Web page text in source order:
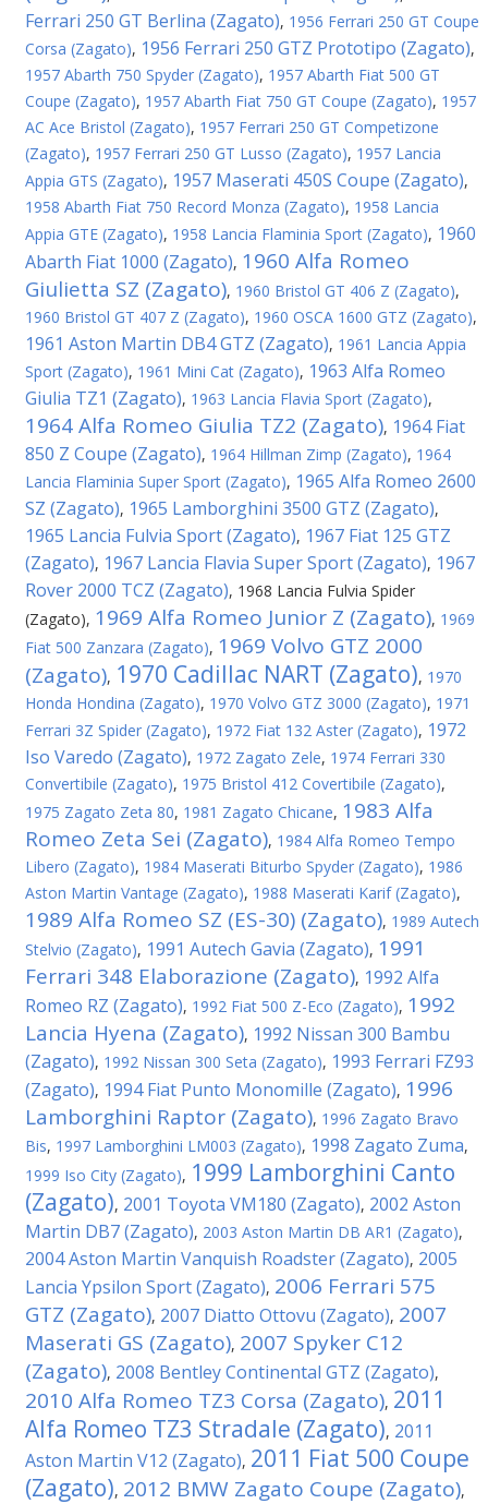
Ferrari 250 GT Berlina (Zagato), 1956 Ferrari 250 GT Coupe
Corsa (Zagato), 1956 Ferrari 250 GTZ Prototipo (Zagato),
1957 Abarth 750 Spyder (Zagato), 1957 Abarth Fiat 500 GT
Coupe (Zagato), 1957 Abarth Fiat 750 GT Coupe (Zagato), 1957
AC Ace Bristol (Zagato), 1957 Ferrari 250 GT Competizone
(Zagato), 1957 Ferrari 250 GT Lusso (Zagato), 1957 Lancia
Appia GTS (Zagato), 1957 Maserati 450S Coupe (Zagato),
1958 Abarth Fiat 750 Record Monza (Zagato), 1958 Lancia
Appia GTE (Zagato), 1958 Lancia Flaminia Sport (Zagato), 1960
Abarth Fiat 1000 (Zagato), 1960 Alfa Romeo
Giulietta SZ (Zagato), 1960 Bristol GT 406 Z (Zagato),
1960 Bristol GT 407 Z (Zagato), 1960 OSCA 1600 GTZ (Zagato),
1961 Aston Martin DB4 GTZ (Zagato), 1961 Lancia Appia
Sport (Zagato), 1961 Mini Cat (Zagato), 1963 Alfa Romeo
Giulia TZ1 (Zagato), 1963 Lancia Flavia Sport (Zagato),
1964 Alfa Romeo Giulia TZ2 (Zagato), 1964 Fiat
850 Z Coupe (Zagato), 1964 Hillman Zimp (Zagato), 1964
Lancia Flaminia Super Sport (Zagato), 1965 Alfa Romeo 2600
SZ (Zagato), 1965 Lamborghini 3500 GTZ (Zagato),
1965 Lancia Fulvia Sport (Zagato), 1967 Fiat 125 GTZ
(Zagato), 1967 Lancia Flavia Super Sport (Zagato), 1967
Rover 2000 TCZ (Zagato), 1968 Lancia Fulvia Spider
(Zagato), 1969 Alfa Romeo Junior Z (Zagato), 1969
Fiat 500 Zanzara (Zagato), 1969 Volvo GTZ 2000
(Zagato), 1970 Cadillac NART (Zagato), 1970
Honda Hondina (Zagato), 1970 Volvo GTZ 3000 (Zagato), 1971
Ferrari 3Z Spider (Zagato), 1972 Fiat 132 Aster (Zagato), 1972
Iso Varedo (Zagato), 1972 Zagato Zele, 1974 Ferrari 330
Convertibile (Zagato), 1975 Bristol 412 Covertibile (Zagato),
1975 Zagato Zeta 80, 1981 Zagato Chicane, 1983 Alfa
Romeo Zeta Sei (Zagato), 1984 Alfa Romeo Tempo
Libero (Zagato), 1984 Maserati Biturbo Spyder (Zagato), 1986
Aston Martin Vantage (Zagato), 1988 Maserati Karif (Zagato),
1989 Alfa Romeo SZ (ES-30) (Zagato), 1989 Autech
Stelvio (Zagato), 1991 Autech Gavia (Zagato), 1991
Ferrari 348 Elaborazione (Zagato), 1992 Alfa
Romeo RZ (Zagato), 1992 Fiat 500 Z-Eco (Zagato), 1992
Lancia Hyena (Zagato), 1992 Nissan 300 Bambu
(Zagato), 1992 Nissan 300 Seta (Zagato), 1993 Ferrari FZ93
(Zagato), 1994 Fiat Punto Monomille (Zagato), 1996
Lamborghini Raptor (Zagato), 1996 Zagato Bravo
Bis, 1997 Lamborghini LM003 (Zagato), 1998 Zagato Zuma,
1999 Iso City (Zagato), 1999 Lamborghini Canto
(Zagato), 2001 Toyota VM180 (Zagato), 2002 Aston
Martin DB7 (Zagato), 2003 Aston Martin DB AR1 (Zagato),
2004 Aston Martin Vanquish Roadster (Zagato), 2005
Lancia Ypsilon Sport (Zagato), 2006 Ferrari 575
GTZ (Zagato), 2007 Diatto Ottovu (Zagato), 2007
Maserati GS (Zagato), 2007 Spyker C12
(Zagato), 2008 Bentley Continental GTZ (Zagato),
2010 Alfa Romeo TZ3 Corsa (Zagato), 2011
Alfa Romeo TZ3 Stradale (Zagato), 2011
Aston Martin V12 (Zagato), 2011 Fiat 500 Coupe
(Zagato), 2012 BMW Zagato Coupe (Zagato),